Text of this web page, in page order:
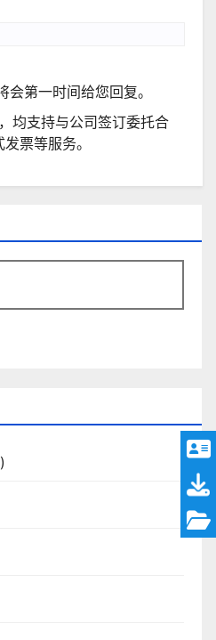
会第一时间给您回复。
均支持与公司签订委托合
票等服务。